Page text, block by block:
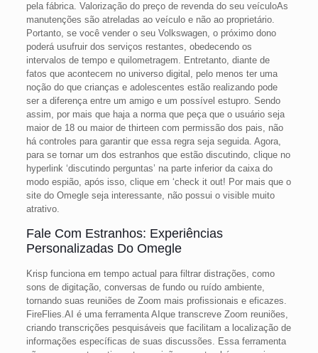
pela fábrica. Valorização do preço de revenda do seu veículoAs
manutenções são atreladas ao veículo e não ao proprietário.
Portanto, se você vender o seu Volkswagen, o próximo dono
poderá usufruir dos serviços restantes, obedecendo os
intervalos de tempo e quilometragem. Entretanto, diante de
fatos que acontecem no universo digital, pelo menos ter uma
noção do que crianças e adolescentes estão realizando pode
ser a diferença entre um amigo e um possível estupro. Sendo
assim, por mais que haja a norma que peça que o usuário seja
maior de 18 ou maior de thirteen com permissão dos pais, não
há controles para garantir que essa regra seja seguida. Agora,
para se tornar um dos estranhos que estão discutindo, clique no
hyperlink ‘discutindo perguntas’ na parte inferior da caixa do
modo espião, após isso, clique em ‘check it out! Por mais que o
site do Omegle seja interessante, não possui o visible muito
atrativo.
Fale Com Estranhos: Experiências
Personalizadas Do Omegle
Krisp funciona em tempo actual para filtrar distrações, como
sons de digitação, conversas de fundo ou ruído ambiente,
tornando suas reuniões de Zoom mais profissionais e eficazes.
FireFlies.AI é uma ferramenta AIque transcreve Zoom reuniões,
criando transcrições pesquisáveis que facilitam a localização de
informações específicas de suas discussões. Essa ferramenta